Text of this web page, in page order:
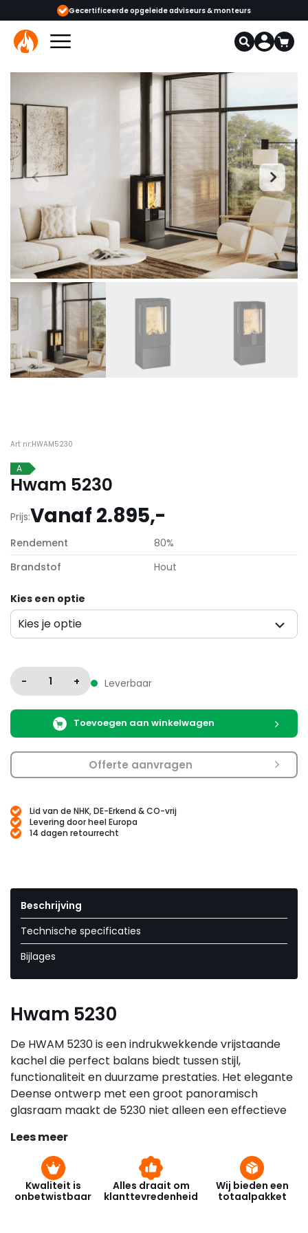
adviseurs & monteurs 1000+ kachels en haarden in onze showrooms
Art nr:HWAM5230
A
Hwam 5230
Prijs:Vanaf 2.895,-
Rendement
80%
Brandstof
Hout
Kies een optie
Kies je optie
Variatie
- 1 + Leverbaar
Toevoegen aan winkelwagen
Offerte aanvragen
Lid van de NHK, DE-Erkend & CO-vrij
Levering door heel Europa
14 dagen retourrecht
Beschrijving
Technische specificaties
Bijlages
Hwam 5230
De HWAM 5230 is een indrukwekkende vrijstaande
kachel die perfect balans biedt tussen stijl,
functionaliteit en duurzame prestaties. Het elegante
Deense ontwerp met een groot panoramisch
glasraam maakt de 5230 niet alleen een effectieve
woning. Of je nu een moderne of traditionele
inrichting hebt, de strakke lijnen en het
minimalistische design van deze kachel passen
naadloos in elk interieur.
Lees meer
Kwaliteit is
onbetwistbaar
Alles draait om
klanttevredenheid
Wij bieden een
totaalpakket